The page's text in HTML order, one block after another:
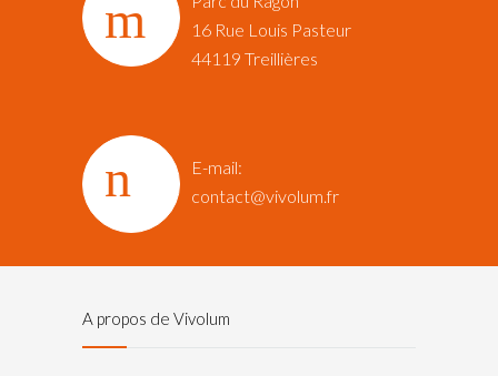
16 Rue Louis Pasteur‎
44119 Treillières
E-mail:
contact@vivolum.fr
A propos de Vivolum